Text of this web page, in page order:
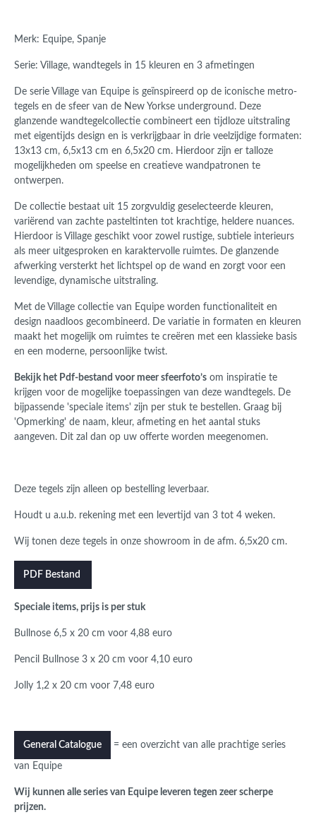
Merk: Equipe, Spanje
Serie: Village, wandtegels in 15 kleuren en 3 afmetingen
De serie Village van Equipe is geïnspireerd op de iconische metro-
tegels en de sfeer van de New Yorkse underground. Deze
glanzende wandtegelcollectie combineert een tijdloze uitstraling
met eigentijds design en is verkrijgbaar in drie veelzijdige formaten:
13x13 cm, 6,5x13 cm en 6,5x20 cm. Hierdoor zijn er talloze
mogelijkheden om speelse en creatieve wandpatronen te
ontwerpen.
De collectie bestaat uit 15 zorgvuldig geselecteerde kleuren,
variërend van zachte pasteltinten tot krachtige, heldere nuances.
Hierdoor is Village geschikt voor zowel rustige, subtiele interieurs
als meer uitgesproken en karaktervolle ruimtes. De glanzende
afwerking versterkt het lichtspel op de wand en zorgt voor een
levendige, dynamische uitstraling.
Met de Village collectie van Equipe worden functionaliteit en
design naadloos gecombineerd. De variatie in formaten en kleuren
maakt het mogelijk om ruimtes te creëren met een klassieke basis
en een moderne, persoonlijke twist.
Bekijk het Pdf-bestand voor meer sfeerfoto’s om inspiratie te
krijgen voor de mogelijke toepassingen van deze wandtegels. De
bijpassende 'speciale items' zijn per stuk te bestellen. Graag bij
'Opmerking' de naam, kleur, afmeting en het aantal stuks
aangeven. Dit zal dan op uw offerte worden meegenomen.
Deze tegels zijn alleen op bestelling leverbaar.
Houdt u a.u.b. rekening met een levertijd van 3 tot 4 weken.
Wij tonen deze tegels in onze showroom in de afm. 6,5x20 cm.
PDF Bestand
Speciale items, prijs is per stuk
Bullnose 6,5 x 20 cm voor 4,88 euro
Pencil Bullnose 3 x 20 cm voor 4,10 euro
Jolly 1,2 x 20 cm voor 7,48 euro
General Catalogue = een overzicht van alle prachtige series
van Equipe
Wij kunnen alle series van Equipe leveren tegen zeer scherpe
prijzen.